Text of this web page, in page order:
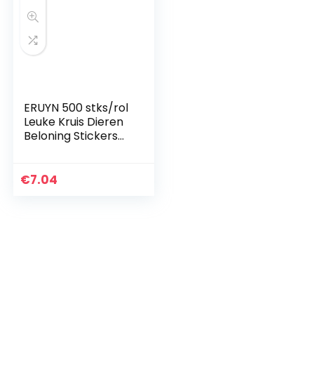
ERUYN 500 stks/rol
Leuke Kruis Dieren
Beloning Stickers
School Studenten
€7.04